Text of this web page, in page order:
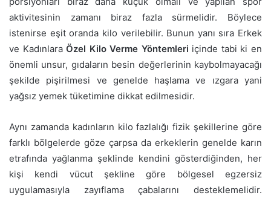
aktivitesinin zamanı biraz fazla sürmelidir. Böylece
istenirse eşit oranda kilo verilebilir. Bunun yanı sıra Erkek
ve KadınlaraÖzel Kilo Verme Yöntemleri içinde tabi ki en
önemli unsur, gıdaların besin değerlerinin kaybolmayacağı
şekilde pişirilmesi ve genelde haşlama ve ızgara yani
yağsız yemek tüketimine dikkat edilmesidir.
Aynı zamanda kadınların kilo fazlalığı fizik şekillerine göre
farklı bölgelerde göze çarpsa da erkeklerin genelde karın
etrafında yağlanma şeklinde kendini gösterdiğinden, her
kişi kendi vücut şekline göre bölgesel egzersiz
uygulamasıyla zayıflama çabalarını desteklemelidir.